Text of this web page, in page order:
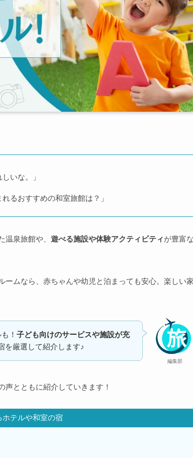
いな。」
るおすすめの和室旅館は？」
温泉旅館や、 遊べる施設や体験アクティビティが豊富
ームなら、赤ちゃんや幼児と泊まっても安心。楽しい
編集部
！ 子ども向けのサービスや施設が充
を厳選して紹介します♪
とともに紹介していきます！
テルや和室の宿